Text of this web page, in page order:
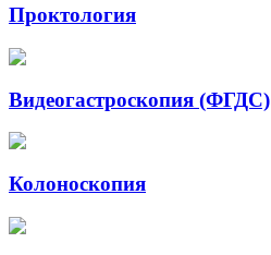
Проктология
Видеогастроскопия (ФГДС)
Колоноскопия